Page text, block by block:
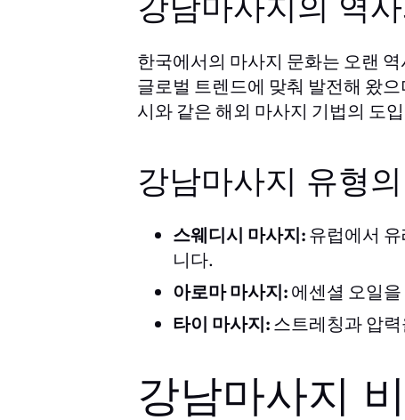
강남마사지의 역
한국에서의 마사지 문화는 오랜
글로벌 트렌드에 맞춰 발전해 왔
시와 같은 해외 마사지 기법의 도
강남마사지 유형
스웨디시 마사지: 유럽에서
니다.
아로마 마사지: 에센셜 오일
타이 마사지: 스트레칭과 압
강남마사지